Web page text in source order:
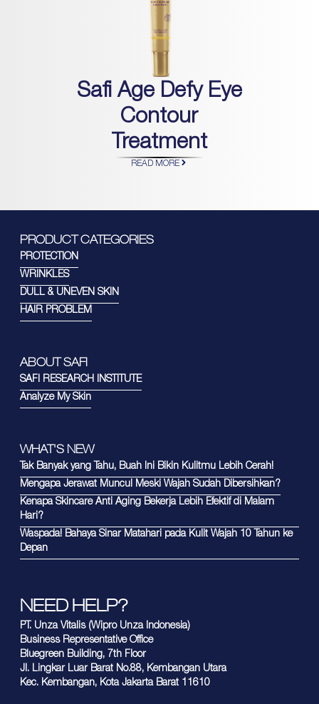
Safi Age Defy Eye
Contour
Treatment
READ MORE
PRODUCT CATEGORIES
PROTECTION
WRINKLES
DULL & UNEVEN SKIN
HAIR PROBLEM
ABOUT SAFI
SAFI RESEARCH INSTITUTE
Analyze My Skin
WHAT'S NEW
Tak Banyak yang Tahu, Buah Ini Bikin Kulitmu Lebih Cerah!
Mengapa Jerawat Muncul Meski Wajah Sudah Dibersihkan?
Kenapa Skincare Anti Aging Bekerja Lebih Efektif di Malam
Hari?
Waspada! Bahaya Sinar Matahari pada Kulit Wajah 10 Tahun ke
Depan
NEED HELP?
PT. Unza Vitalis (Wipro Unza Indonesia)
Business Representative Office
Bluegreen Building, 7th Floor
Jl. Lingkar Luar Barat No.88, Kembangan Utara
Kec. Kembangan, Kota Jakarta Barat 11610